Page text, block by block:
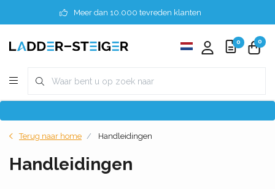
Meer dan 10.000 tevreden klanten
0 0
Terug naar home Handleidingen
Handleidingen